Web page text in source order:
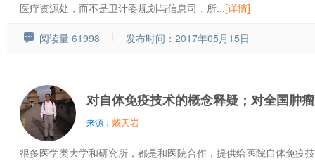
医疗资源处，而不是卫计委规划与信息司，所...[详情]
阅读量 61998 发布时间：2017年05月15日
对自体免疫技术的概念释疑；对全国肿
来源： 戴天岩
很多医学类大学和研究所，都是和医院合作，提供给医院自体免疫